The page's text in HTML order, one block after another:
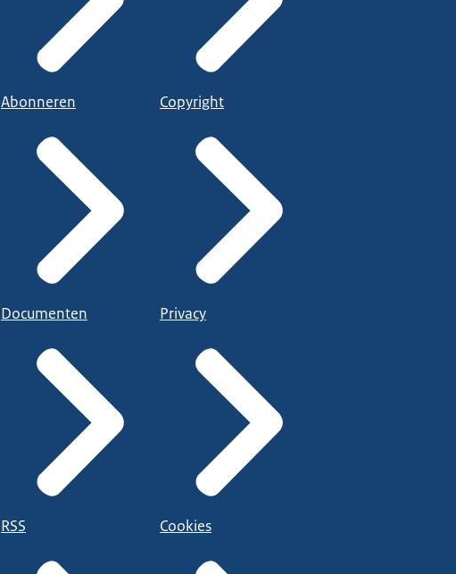
Abonneren
Documenten
RSS
Copyright
Privacy
Cookies